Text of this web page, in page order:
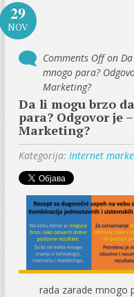
29
NOV
Comments Offon
mnogo para?
Marketing?
Da li mogu brzo
para? Odgovor je
Marketing?
Kategorija: Internet
rada zarade mnogo